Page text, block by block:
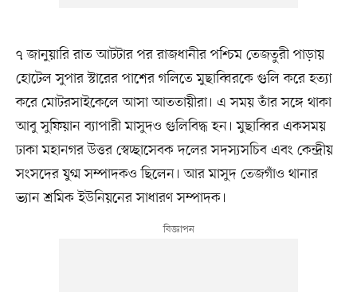
৭ জানুয়ারি রাত আটটার পর রাজধানীর পশ্চিম তেজতুরী পাড়ায়
হোটেল সুপার স্টারের পাশের গলিতে মুছাব্বিরকে গুলি করে হত্যা
করে মোটরসাইকেলে আসা আততায়ীরা। এ সময় তাঁর সঙ্গে থাকা
আবু সুফিয়ান ব্যাপারী মাসুদও গুলিবিদ্ধ হন। মুছাব্বির একসময়
ঢাকা মহানগর উত্তর স্বেচ্ছাসেবক দলের সদস্যসচিব এবং কেন্দ্রীয়
সংসদের যুগ্ম সম্পাদকও ছিলেন। আর মাসুদ তেজগাঁও থানার
ভ্যান শ্রমিক ইউনিয়নের সাধারণ সম্পাদক।